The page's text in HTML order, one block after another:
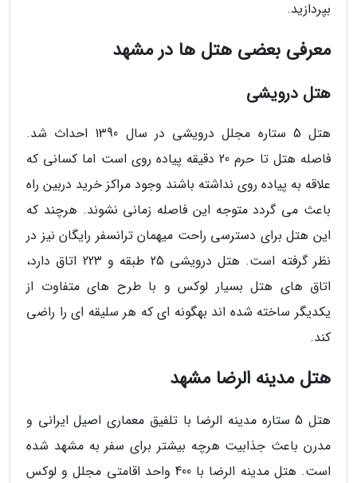
بپردازید.
معرفی بعضی هتل ها در مشهد
هتل درویشی
هتل 5 ستاره مجلل درویشی در سال 1390 احداث شد.
فاصله هتل تا حرم 20 دقیقه پیاده روی است اما کسانی که
علاقه به پیاده روی نداشته باشند وجود مراکز خرید دربین راه
باعث می گردد متوجه این فاصله زمانی نشوند. هرچند که
این هتل برای دسترسی راحت میهمان ترانسفر رایگان نیز در
نظر گرفته است. هتل درویشی 25 طبقه و 223 اتاق دارد،
اتاق های هتل بسیار لوکس و با طرح های متفاوت از
یکدیگر ساخته شده اند به­گونه ای که هر سلیقه ای را راضی
کند.
هتل مدینه الرضا مشهد
هتل 5 ستاره مدینه الرضا با تلفیق معماری اصیل ایرانی و
مدرن باعث جذابیت هرچه بیشتر برای سفر به مشهد شده
است. هتل مدینه الرضا با 400 واحد اقامتی مجلل و لوکس